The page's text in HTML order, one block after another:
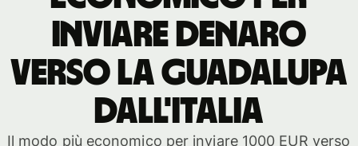
inviare denaro
verso la Guadalupa
dall'Italia
Il modo più economico per inviare 1000 EUR verso